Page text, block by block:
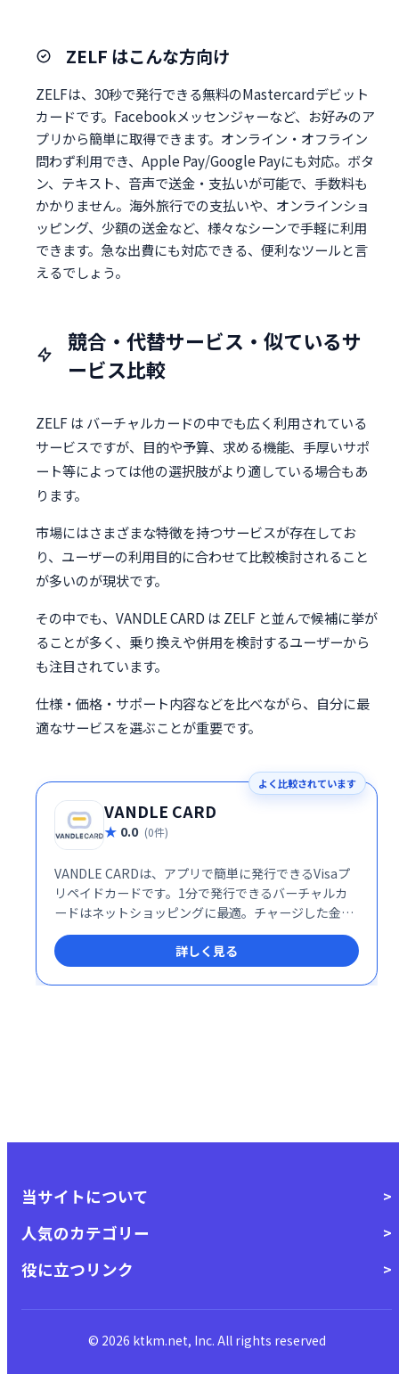
ZELF はこんな方向け
ZELFは、30秒で発行できる無料のMastercardデビット
カードです。Facebookメッセンジャーなど、お好みのア
プリから簡単に取得できます。オンライン・オフライン
問わず利用でき、Apple Pay/Google Payにも対応。ボタ
ン、テキスト、音声で送金・支払いが可能で、手数料も
かかりません。海外旅行での支払いや、オンラインショ
ッピング、少額の送金など、様々なシーンで手軽に利用
できます。急な出費にも対応できる、便利なツールと言
えるでしょう。
競合・代替サービス・似ているサ
ービス比較
ZELF は バーチャルカードの中でも広く利用されている
サービスですが、目的や予算、求める機能、手厚いサポ
ート等によっては他の選択肢がより適している場合もあ
ります。
市場にはさまざまな特徴を持つサービスが存在してお
り、ユーザーの利用目的に合わせて比較検討されること
が多いのが現状です。
その中でも、VANDLE CARD は ZELF と並んで候補に挙が
ることが多く、乗り換えや併用を検討するユーザーから
も注目されています。
仕様・価格・サポート内容などを比べながら、自分に最
適なサービスを選ぶことが重要です。
よく比較されています
VANDLE CARD
0.0 (0件)
VANDLE CARDは、アプリで簡単に発行できるVisaプ
リペイドカードです。1分で発行できるバーチャルカ
ードはネットショッピングに最適。チャージした金額
内で利用でき、安心です。リアルカードも発行可能な
ので、オンラインとオフラインの両方で利用できま
す。 必要な分だけチャージして使えるので、無駄なく
スマートにお買い物をお楽しみいただけます。
詳しく見る
当サイトについて
人気のカテゴリー
役に立つリンク
© 2026 ktkm.net, Inc. All rights reserved